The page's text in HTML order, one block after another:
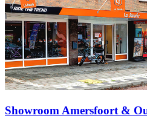
Showroom Amersfoort &